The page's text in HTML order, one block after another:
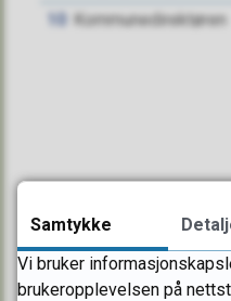
E-post:
10 Kommunedirektøren
Samtykke
Vi bruker
brukeropplevelsen på